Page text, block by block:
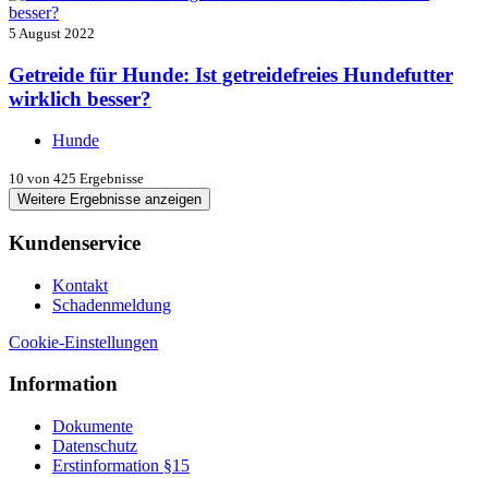
5 August 2022
Getreide für Hunde: Ist getreidefreies Hundefutter
wirklich besser?
Hunde
10 von 425 Ergebnisse
Weitere Ergebnisse anzeigen
Kundenservice
Kontakt
Schadenmeldung
Cookie-Einstellungen
Information
Dokumente
Datenschutz
Erstinformation §15